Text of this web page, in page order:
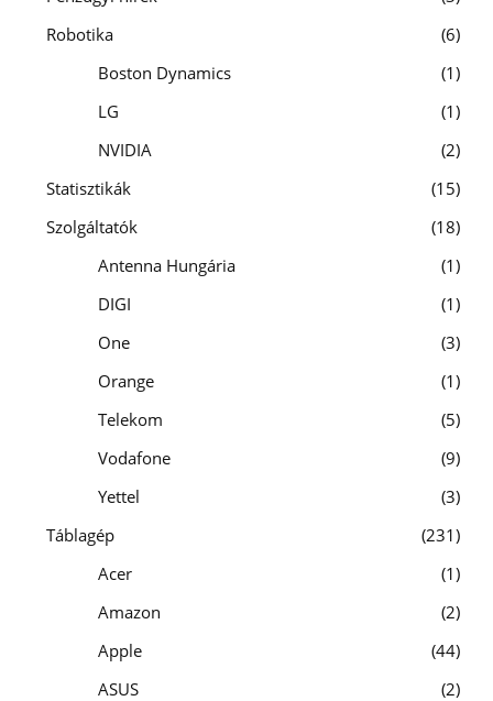
Robotika
6
Boston Dynamics
1
LG
1
NVIDIA
2
Statisztikák
15
Szolgáltatók
18
Antenna Hungária
1
DIGI
1
One
3
Orange
1
Telekom
5
Vodafone
9
Yettel
3
Táblagép
231
Acer
1
Amazon
2
Apple
44
ASUS
2